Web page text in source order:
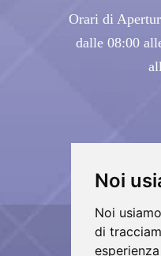
Noi
Noi
di
Orari di
dalle 08:00
Copyrights ©